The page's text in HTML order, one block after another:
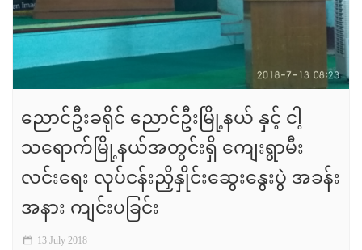
ညောင်ဦးခရိုင် ညောင်ဦးမြို့နယ် နှင့် ငါ့
သရောက်မြို့နယ်အတွင်းရှိ ကျေးရွာမီး
လင်းရေး လုပ်ငန်းညှိနှိုင်းဆွေးနွေးပွဲ အခန်း
အနား ကျင်းပခြင်း
13 July 2018